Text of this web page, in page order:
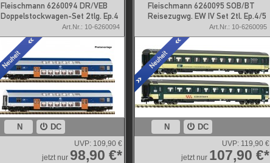
Fleischmann 6260094 DR/VEB
Doppelstockwagen-Set 2tlg. Ep.4
Art.Nr.: 10-6260094
N DC
UVP: 109,90 €
jetzt nur 98,90 €*
Fleischmann 6260095 SOB/BT
Reisezugwg. EW IV Set 2tl. Ep.4/5
Art.Nr.: 10-6260095
N DC
UVP: 119,90 €
jetzt nur 107,90 €*